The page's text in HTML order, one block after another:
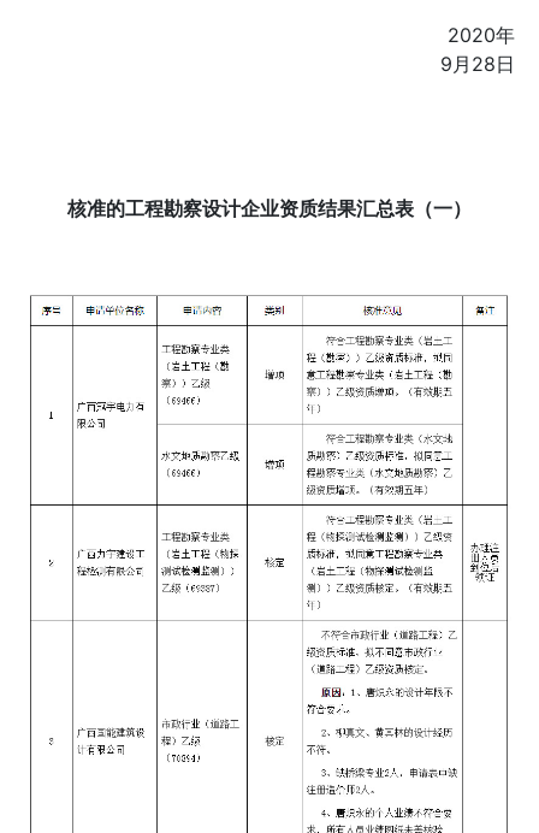
2020年
9月28日
核准的工程勘察设计企业资质结果汇总表（一）